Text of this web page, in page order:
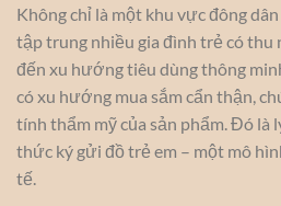
Không chỉ là một khu vực đông
tập trung nhiều gia đình trẻ có thu
đến xu hướng tiêu dùng thông
có xu hướng mua sắm cẩn thận,
tính thẩm mỹ của sản phẩm. Đó là
thức ký gửi đồ trẻ em – một mô
tế.